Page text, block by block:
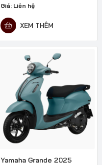
Giá: Liên hệ
XEM THÊM
Yamaha Grande 2025